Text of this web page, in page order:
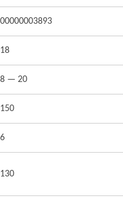
00000003893
18
8 — 20
150
6
130